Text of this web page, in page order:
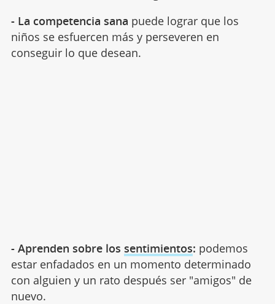
- La competencia sana puede lograr que los
niños se esfuercen más y perseveren en
conseguir lo que desean.
- Aprenden sobre los sentimientos: podemos
estar enfadados en un momento determinado
con alguien y un rato después ser "amigos" de
nuevo.